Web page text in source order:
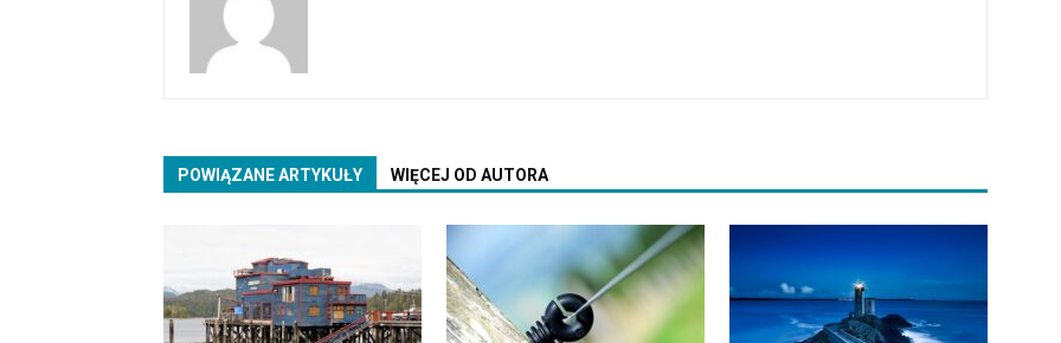
POWIĄZANE ARTYKUŁY WIĘCEJ OD AUTORA